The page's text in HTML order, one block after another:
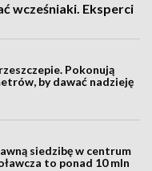
wcześniaki. Eksperci
Pokonują
by dawać nadzieję
siedzibę w centrum
to ponad 10 mln